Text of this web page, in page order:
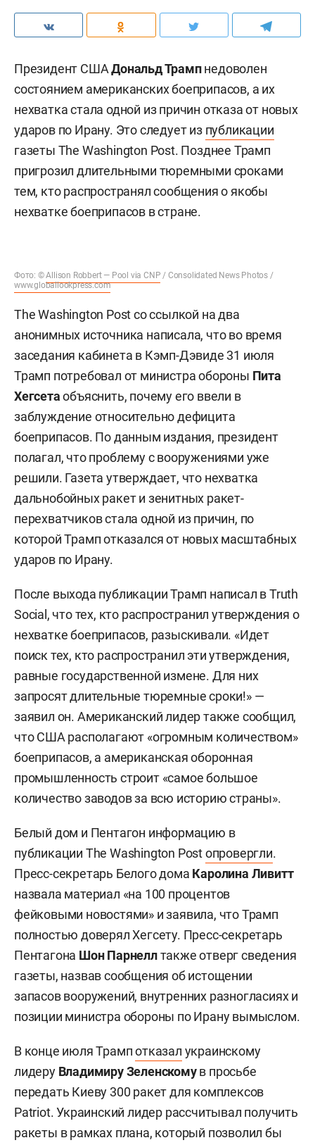
Президент СШАДональд Трампнедоволен
состоянием американских боеприпасов, а их
нехватка стала одной из причин отказа от новых
ударов по Ирану. Это следует из публикации
газеты The Washington Post. Позднее Трамп
пригрозил длительными тюремными сроками
тем, кто распространял сообщения о якобы
нехватке боеприпасов в стране.
Фото: ©Allison Robbert — Pool via CNP / Consolidated News Photos /
www.globallookpress.com
The Washington Post со ссылкой на два
анонимных источника написала, что во время
заседания кабинета в Кэмп-Дэвиде 31 июля
Трамп потребовал от министра обороны Пита
Хегсетаобъяснить, почему его ввели в
заблуждение относительно дефицита
боеприпасов. По данным издания, президент
полагал, что проблему с вооружениями уже
решили. Газета утверждает, что нехватка
дальнобойных ракет и зенитных ракет-
перехватчиков стала одной из причин, по
которой Трамп отказался от новых масштабных
ударов по Ирану.
После выхода публикации Трамп написал в Truth
Social, что тех, кто распространил утверждения о
нехватке боеприпасов, разыскивали. «Идет
поиск тех, кто распространил эти утверждения,
равные государственной измене. Для них
запросят длительные тюремные сроки!» —
заявил он. Американский лидер также сообщил,
что США располагают «огромным количеством»
боеприпасов, а американская оборонная
промышленность строит «самое большое
количество заводов за всю историю страны».
Белый дом и Пентагон информацию в
публикации The Washington Postопровергли.
Пресс-секретарь Белого дома Каролина Ливитт
назвала материал «на 100 процентов
фейковыми новостями» и заявила, что Трамп
полностью доверял Хегсету. Пресс-секретарь
Пентагона Шон Парнеллтакже отверг сведения
газеты, назвав сообщения об истощении
запасов вооружений, внутренних разногласиях и
позиции министра обороны по Ирану вымыслом.
В конце июля Трампотказал украинскому
лидеру Владимиру Зеленскомув просьбе
передать Киеву 300 ракет для комплексов
Patriot. Украинский лидер рассчитывал получить
ракеты в рамках плана, который позволил бы